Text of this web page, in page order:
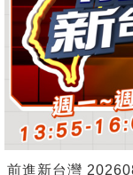
前進新台灣